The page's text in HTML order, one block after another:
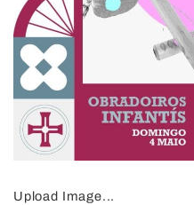
Upload Image...